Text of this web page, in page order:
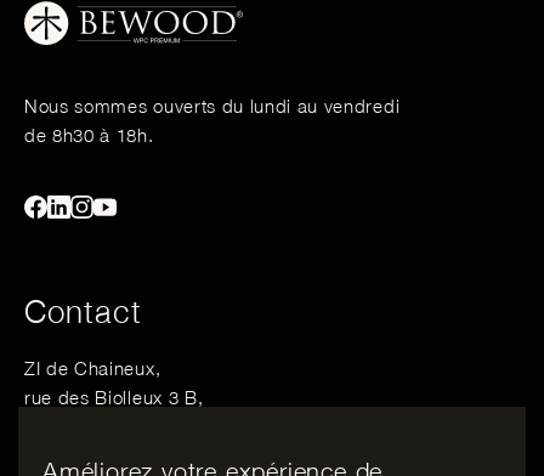
Nous sommes ouverts du lundi au vendredi
de 8h30 à 18h.
Contact
ZI de Chaineux,
rue des Biolleux 3 B,